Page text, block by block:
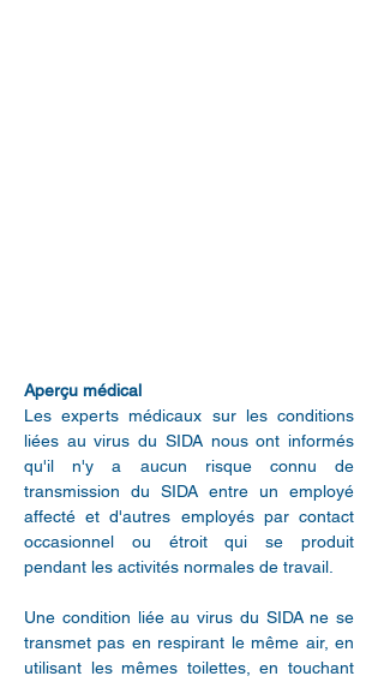
Aperçu médical
Les experts médicaux sur les conditions
liées au virus du SIDA nous ont informés
qu'il n'y a aucun risque connu de
transmission du SIDA entre un employé
affecté et d'autres employés par contact
occasionnel ou étroit qui se produit
pendant les activités normales de travail.
Une condition liée au virus du SIDA ne se
transmet pas en respirant le même air, en
utilisant les mêmes toilettes, en touchant